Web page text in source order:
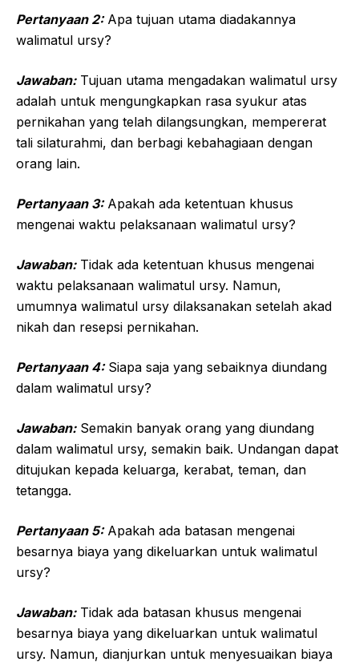
Pertanyaan 2:Apa tujuan utama diadakannya
walimatul ursy?
Jawaban:Tujuan utama mengadakan walimatul ursy
adalah untuk mengungkapkan rasa syukur atas
pernikahan yang telah dilangsungkan, mempererat
tali silaturahmi, dan berbagi kebahagiaan dengan
orang lain.
Pertanyaan 3:Apakah ada ketentuan khusus
mengenai waktu pelaksanaan walimatul ursy?
Jawaban:Tidak ada ketentuan khusus mengenai
waktu pelaksanaan walimatul ursy. Namun,
umumnya walimatul ursy dilaksanakan setelah akad
nikah dan resepsi pernikahan.
Pertanyaan 4:Siapa saja yang sebaiknya diundang
dalam walimatul ursy?
Jawaban:Semakin banyak orang yang diundang
dalam walimatul ursy, semakin baik. Undangan dapat
ditujukan kepada keluarga, kerabat, teman, dan
tetangga.
Pertanyaan 5:Apakah ada batasan mengenai
besarnya biaya yang dikeluarkan untuk walimatul
ursy?
Jawaban:Tidak ada batasan khusus mengenai
besarnya biaya yang dikeluarkan untuk walimatul
ursy. Namun, dianjurkan untuk menyesuaikan biaya